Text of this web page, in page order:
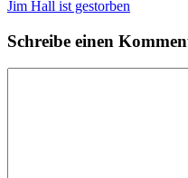
Jim Hall ist gestorben
Schreibe einen